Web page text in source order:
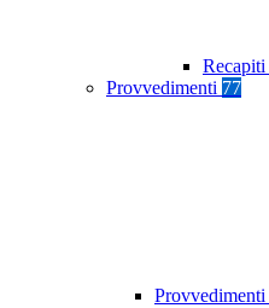
Provvedimenti 77